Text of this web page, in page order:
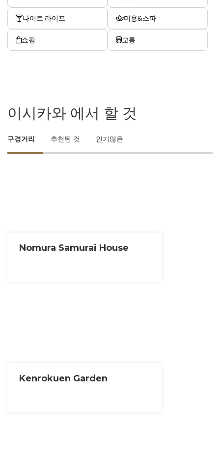
나이트 라이프 미용&스파
쇼핑 교통
이시카와 에서 할 것
구경거리 추천된 것 인기많은
Nomura Samurai House
Kenrokuen Garden